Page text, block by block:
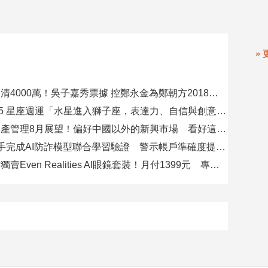
»
要再選先說清4000萬！吳子嘉秀票據 控鄭永金為鄭朝方2018選縣長籌錢至今未還
08/09-08/15 星座週運「水星進入獅子座，表達力、自信與創意提升」
瑞士百達資產管理8月展望！偏好中國以外的新興市場 看好這些產業
8大銀行攜手完成AI防詐模型聯合學習驗證 警示帳戶準確度提升2倍
台灣大電信獨賣Even Realities AI眼鏡套裝！月付1399元 專案價3990